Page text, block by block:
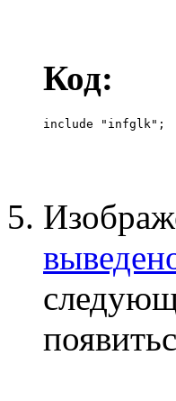
Код:
include "infglk";